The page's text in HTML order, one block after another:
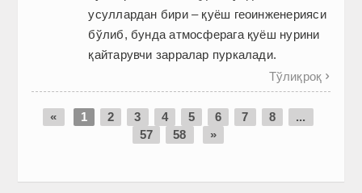
усуллардан бири – қуёш геоинженерияси
бўлиб, бунда атмосферага қуёш нурини
қайтарувчи зарралар пуркалади.
Тўлиқроқ 
« 1 2 3 4 5 6 7 8
...
57
58 »